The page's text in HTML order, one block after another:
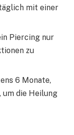
mit einer
Piercing nur
zu
6 Monate,
um die Heilung